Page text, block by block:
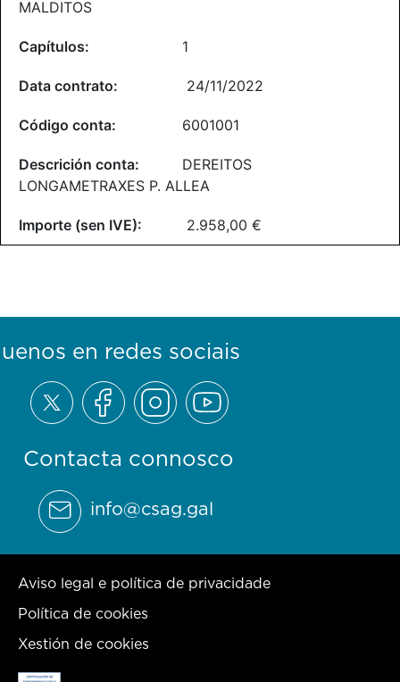
MALDITOS
1
24/11/2022
6001001
DEREITOS
LONGAMETRAXES P. ALLEA
2.958,00 €
Contacta connosco
info@csag.gal
en redes sociais
Aviso legal e política de privacidade
Política de cookies
Xestión de cookies